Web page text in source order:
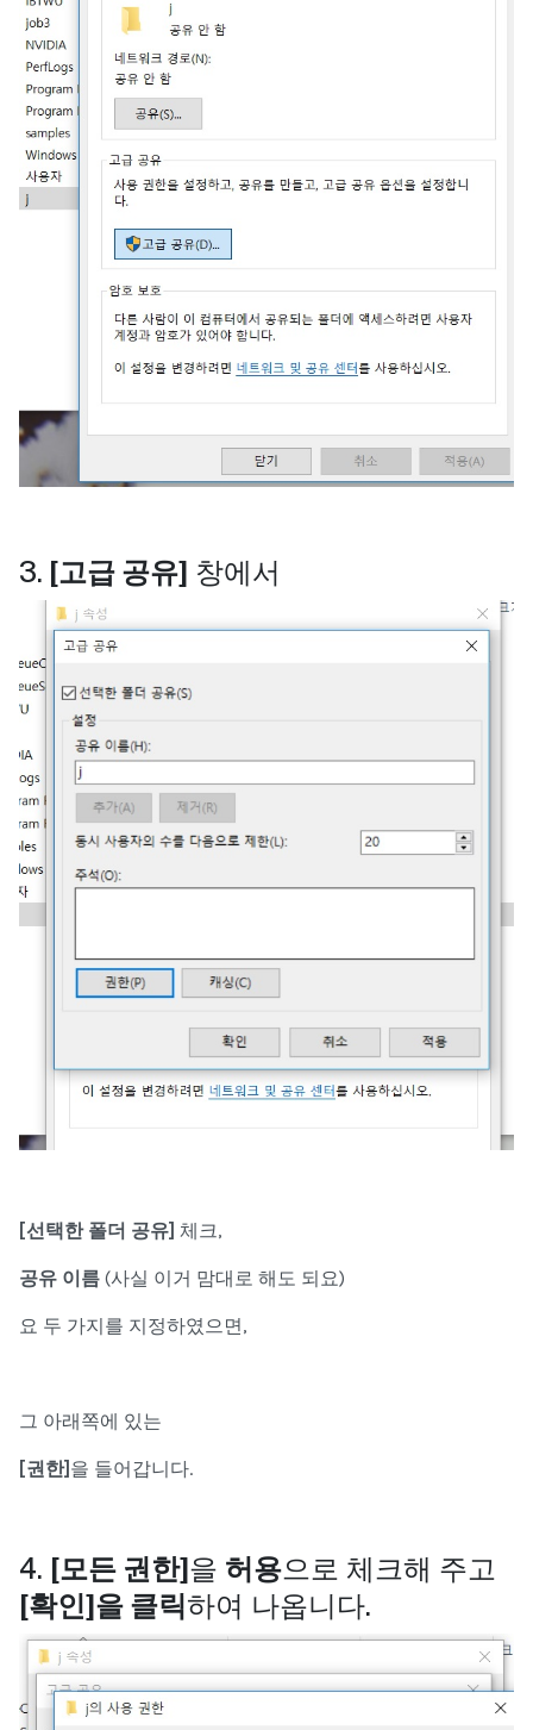
3. [고급 공유] 창에서
[선택한 폴더 공유] 체크,
공유 이름 (사실 이거 맘대로 해도 되요)
요 두 가지를 지정하였으면,
그 아래쪽에 있는
[권한] 을 들어갑니다.
4. [모든 권한]을 허용으로 체크해 주고
[확인]을 클릭하여 나옵니다.